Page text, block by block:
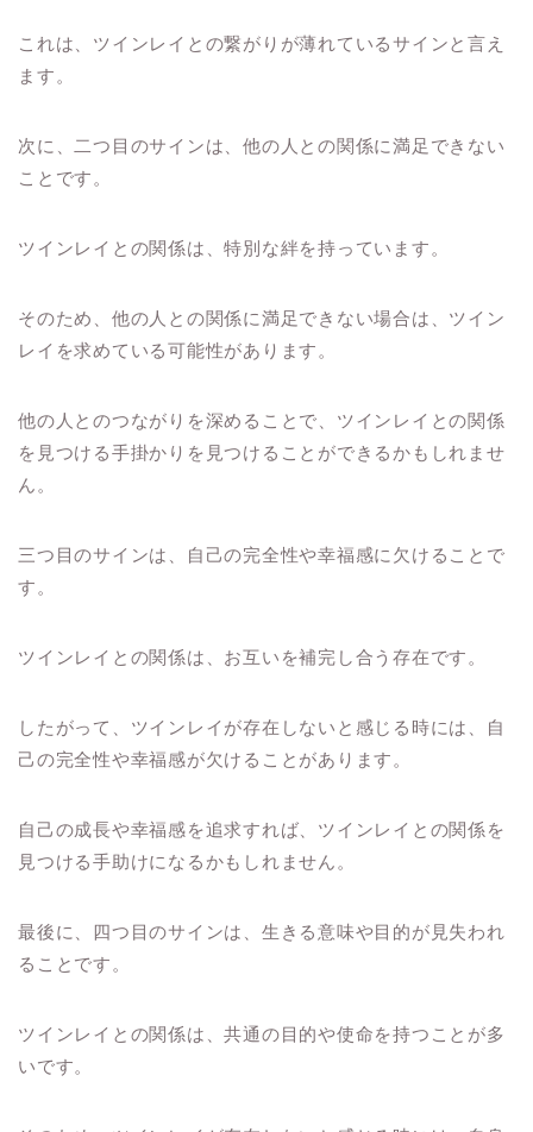
これは、ツインレイとの繋がりが薄れているサインと言え
ます。
次に、二つ目のサインは、他の人との関係に満足できない
ことです。
ツインレイとの関係は、特別な絆を持っています。
そのため、他の人との関係に満足できない場合は、ツイン
レイを求めている可能性があります。
他の人とのつながりを深めることで、ツインレイとの関係
を見つける手掛かりを見つけることができるかもしれませ
ん。
三つ目のサインは、自己の完全性や幸福感に欠けることで
す。
ツインレイとの関係は、お互いを補完し合う存在です。
したがって、ツインレイが存在しないと感じる時には、自
己の完全性や幸福感が欠けることがあります。
自己の成長や幸福感を追求すれば、ツインレイとの関係を
見つける手助けになるかもしれません。
最後に、四つ目のサインは、生きる意味や目的が見失われ
ることです。
ツインレイとの関係は、共通の目的や使命を持つことが多
いです。